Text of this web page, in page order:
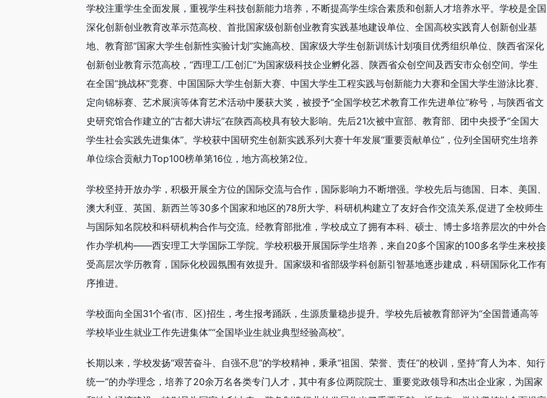
学校注重学生全面发展，重视学生科技创新能力培养，不断提高学生综合素质和创新人才培养水平。学校是全国
深化创新创业教育改革示范高校、首批国家级创新创业教育实践基地建设单位、全国高校实践育人创新创业基
地、教育部“国家大学生创新性实验计划”实施高校、国家级大学生创新训练计划项目优秀组织单位、陕西省深化
创新创业教育示范高校，“西理工/工创汇”为国家级科技企业孵化器、陕西省众创空间及西安市众创空间。学生
在全国“挑战杯”竞赛、中国国际大学生创新大赛、中国大学生工程实践与创新能力大赛和全国大学生游泳比赛、
定向锦标赛、艺术展演等体育艺术活动中屡获大奖，被授予“全国学校艺术教育工作先进单位”称号，与陕西省文
史研究馆合作建立的“古都大讲坛”在陕西高校具有较大影响。先后21次被中宣部、教育部、团中央授予“全国大
学生社会实践先进集体”。学校获中国研究生创新实践系列大赛十年发展“重要贡献单位”，位列全国研究生培养
单位综合贡献力Top100榜单第16位，地方高校第2位。
学校坚持开放办学，积极开展全方位的国际交流与合作，国际影响力不断增强。学校先后与德国、日本、美国、
澳大利亚、英国、新西兰等30多个国家和地区的78所大学、科研机构建立了友好合作交流关系,促进了全校师生
与国际知名院校和科研机构合作与交流。经教育部批准，学校成立了拥有本科、硕士、博士多培养层次的中外合
作办学机构——西安理工大学国际工学院。学校积极开展国际学生培养，来自20多个国家的100多名学生来校接
受高层次学历教育，国际化校园氛围有效提升。国家级和省部级学科创新引智基地逐步建成，科研国际化工作有
序推进。
学校面向全国31个省(市、区)招生，考生报考踊跃，生源质量稳步提升。学校先后被教育部评为“全国普通高等
学校毕业生就业工作先进集体”“全国毕业生就业典型经验高校”。
长期以来，学校发扬“艰苦奋斗、自强不息”的学校精神，秉承“祖国、荣誉、责任”的校训，坚持“育人为本、知行
统一”的办学理念，培养了20余万名各类专门人才，其中有多位两院院士、重要党政领导和杰出企业家，为国家